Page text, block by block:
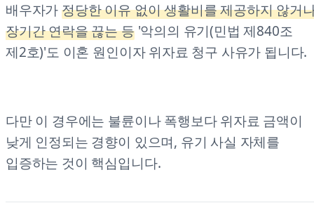
배우자가정당한 이유 없이 생활비를 제공하지 않거
장기간 연락을 끊는 등'악의의 유기(민법 제840조
제2호)'도 이혼 원인이자 위자료 청구 사유가 됩니다.
다만 이 경우에는 불륜이나 폭행보다 위자료 금액이
낮게 인정되는 경향이 있으며, 유기 사실 자체를
입증하는 것이 핵심입니다.